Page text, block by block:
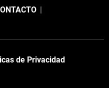
|
de Privacidad